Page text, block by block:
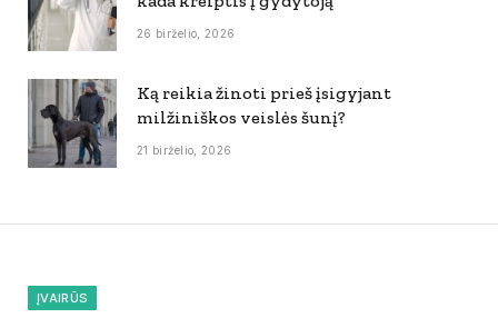
26 birželio, 2026
Ką reikia žinoti prieš įsigyjant
milžiniškos veislės šunį?
21 birželio, 2026
ĮVAIRŪS